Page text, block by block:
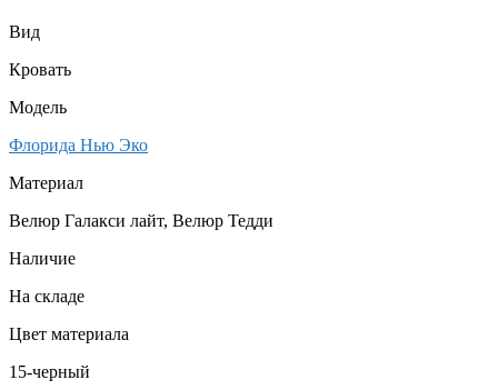
Вид
Кровать
Модель
Флорида Нью Эко
Материал
Велюр Галакси лайт, Велюр Тедди
Наличие
На складе
Цвет материала
15-черный